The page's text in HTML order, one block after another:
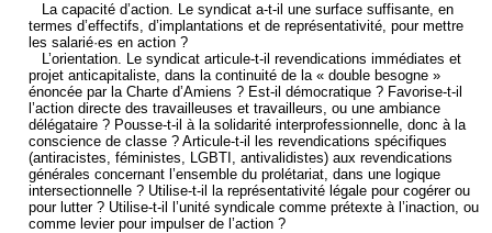
La capacité d’action. Le syndicat a-t-il une surface suffisante, en
termes d’effectifs, d’implantations et de représentativité, pour mettre
les salarié·es en action ?
L’orientation. Le syndicat articule-t-il revendications immédiates et
projet anticapitaliste, dans la continuité de la « double besogne »
énoncée par la Charte d’Amiens ? Est-il démocratique ? Favorise-t-il
l’action directe des travailleuses et travailleurs, ou une ambiance
délégataire ? Pousse-t-il à la solidarité interprofessionnelle, donc à la
conscience de classe ? Articule-t-il les revendications spécifiques
(antiracistes, féministes, LGBTI, antivalidistes) aux revendications
générales concernant l’ensemble du prolétariat, dans une logique
intersectionnelle ? Utilise-t-il la représentativité légale pour cogérer ou
pour lutter ? Utilise-t-il l’unité syndicale comme prétexte à l’inaction, ou
comme levier pour impulser de l’action ?